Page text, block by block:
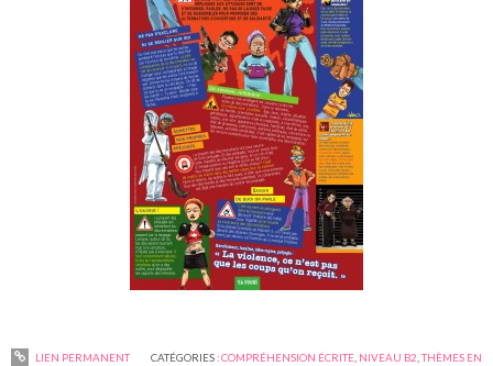
LIEN PERMANENT CATÉGORIES :COMPRÉHENSION ÉCRITE, NIVEAU B2 ,THÈMES EN